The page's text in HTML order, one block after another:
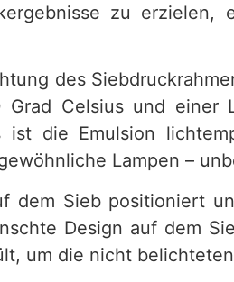
zu
des
Grad Celsius und
die Emulsion
Lampen –
dem Sieb positioniert
Design auf dem
um die nicht